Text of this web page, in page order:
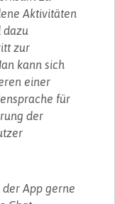
Aktivitäten
dazu
zur
kann sich
einer
für
der
App gerne